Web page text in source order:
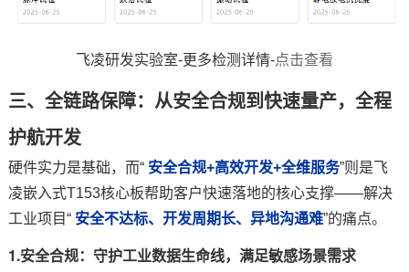
飞凌研发实验室-更多检测详情-点击查看
三、全链路保障：从安全合规到快速量产，全程
护航开发
硬件实力是基础，而“ 安全合规+高效开发+全维服务”则是飞
凌嵌入式T153核心板帮助客户快速落地的核心支撑——解决
工业项目“ 安全不达标、开发周期长、异地沟通难”的痛点。
1.安全合规：守护工业数据生命线，满足敏感场景需求